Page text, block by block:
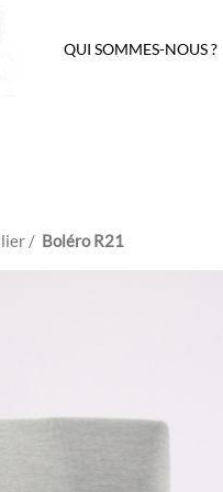
QUI SOMMES-NOUS ?
/ Boléro R21